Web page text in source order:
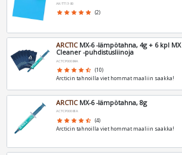
AK-TT13-80
star star star star star (2)
ARCTICMX-6 -lämpötahna, 4g + 6 kpl MX
Cleaner -puhdistusliinoja
ACTCP00084A
star star star star star_half (10)
Arcticin tahnoilla viet hommat maaliin saakka!
ARCTICMX-6 -lämpötahna, 8g
ACTCP00081A
star star star star star_half (4)
Arcticin tahnoilla viet hommat maaliin saakka!